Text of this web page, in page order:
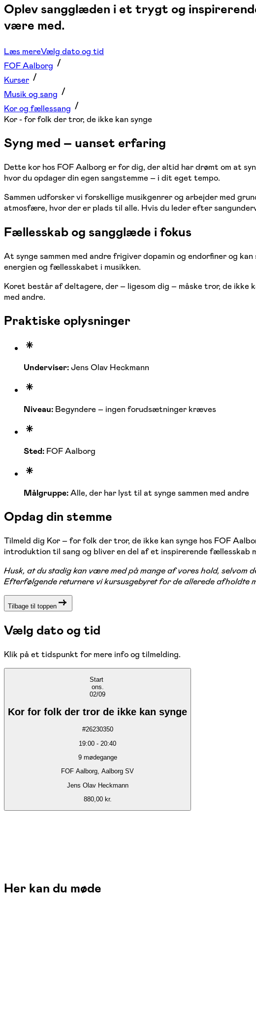
Oplev sangglæden i et trygt og
være med.
Læs mereVælg dato og tid
FOF Aalborg
Kurser
Musik og sang
Kor og fællessang
Kor - for folk der tror, de ikke kan synge
Syng med – uanset erfaring
Dette kor hos FOF Aalborg er for dig, der altid har drømt om at
hvor du opdager din egen sangstemme – i dit eget tempo.
Sammen udforsker vi forskellige musikgenrer og arbejder med
atmosfære, hvor der er plads til alle. Hvis du leder efter
Fællesskab og sangglæde i fokus
At synge sammen med andre frigiver dopamin og endorfiner og
energien og fællesskabet i musikken.
Koret består af deltagere, der – ligesom dig – måske tror, de ikke
med andre.
Praktiske oplysninger
Underviser:Jens Olav Heckmann
Niveau: Begyndere – ingen forudsætninger kræves
Sted: FOF Aalborg
Målgruppe:Alle, der har lyst til at synge sammen med andre
Opdag din stemme
Tilmeld dig Kor – for folk der tror, de ikke kan synge hos FOF
introduktion til sang og bliver en del af et inspirerende fællesskab
Husk, at du stadig kan være med på mange af vores hold, selvom
Efterfølgende returnere vi kursusgebyret for de allerede afholdte
Tilbage til toppen
Vælg dato og tid
Klik på et tidspunkt for mere info og tilmelding.
Start
ons.
02/09
Kor for folk der tror de ikke kan synge
#26230350
19:00 - 20:40
9 mødegange
FOF Aalborg, Aalborg SV
Jens Olav Heckmann
880,00 kr.
Her kan du møde